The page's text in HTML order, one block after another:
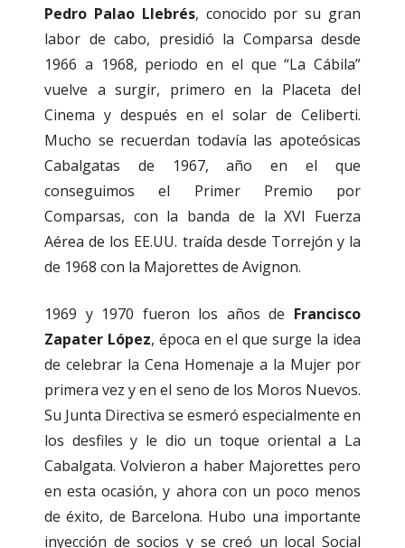
Pedro Palao Llebrés, conocido por su gran
labor de cabo, presidió la Comparsa desde
1966 a 1968, periodo en el que “La Cábila”
vuelve a surgir, primero en la Placeta del
Cinema y después en el solar de Celiberti.
Mucho se recuerdan todavía las apoteósicas
Cabalgatas de 1967, año en el que
conseguimos el Primer Premio por
Comparsas, con la banda de la XVI Fuerza
Aérea de los EE.UU. traída desde Torrejón y la
de 1968 con la Majorettes de Avignon.
1969 y 1970 fueron los años de Francisco
Zapater López, época en el que surge la idea
de celebrar la Cena Homenaje a la Mujer por
primera vez y en el seno de los Moros Nuevos.
Su Junta Directiva se esmeró especialmente en
los desfiles y le dio un toque oriental a La
Cabalgata. Volvieron a haber Majorettes pero
en esta ocasión, y ahora con un poco menos
de éxito, de Barcelona. Hubo una importante
inyección de socios y se creó un local Social